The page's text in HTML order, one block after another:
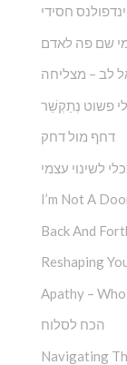
חסידי
שם פה לאדם
לב – מצליחה
פשוט נְתַקְשֵׁר
דחף מול דחק
לשינוי עצמי
I’m Not A
Back And
Reshaping
Apathy –
הכח לסלוח
Navigating